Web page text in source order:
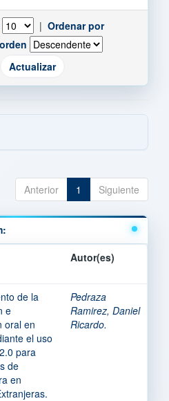
| Ordenar por
Anterior 1 Siguiente
Autor(es)
de la
e
oral en
el uso
para
de
en
Pedraza
Ramirez, Daniel
Ricardo.